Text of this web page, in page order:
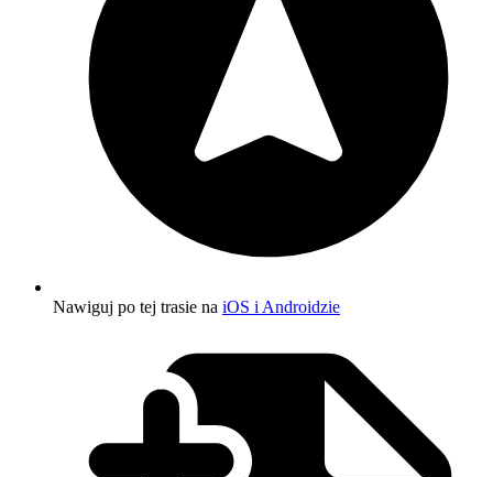
Nawiguj po tej trasie na iOS i Androidzie